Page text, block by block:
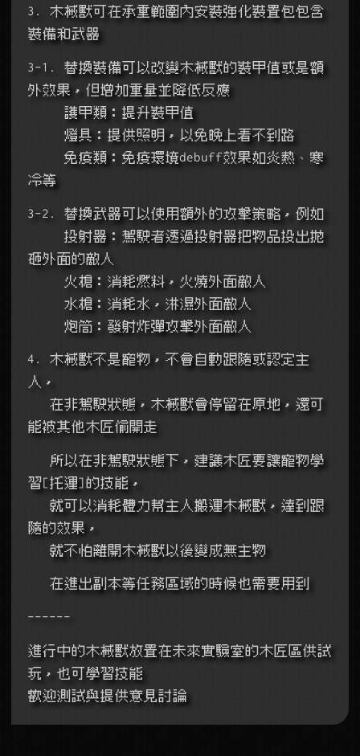
3. 木械獸可在承重範圍內安裝強化裝置包包含
裝備和武器
3-1. 替換裝備可以改變木械獸的裝甲值或是額
外效果，但增加重量並降低反應
     護甲類：提升裝甲值
     燈具：提供照明，以免晚上看不到路
冷等
3-2. 替換武器可以使用額外的攻擊策略，例如
砸外面的敵人
     火槍：消耗燃料，火燒外面敵人
     水槍：消耗水，淋濕外面敵人
     炮筒：發射炸彈攻擊外面敵人
4. 木械獸不是寵物，不會自動跟隨或認定主
人，
能被其他木匠偷開走
習[托運]的技能，
隨的效果，
   就不怕離開木械獸以後變成無主物
   在進出副本等任務區域的時候也需要用到
------
進行中的木械獸放置在未來實驗室的木匠區供試
玩，也可學習技能
歡迎測試與提供意見討論